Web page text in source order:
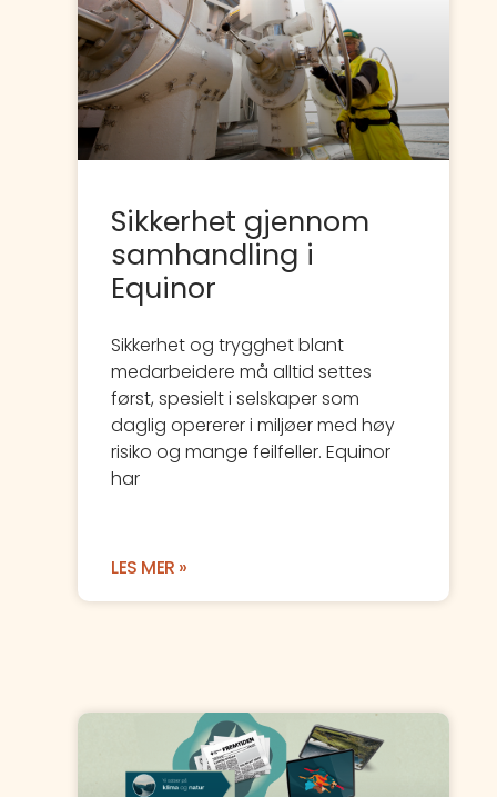
Sikkerhet gjennom
samhandling i
Equinor
Sikkerhet og trygghet blant
medarbeidere må alltid settes
først, spesielt i selskaper som
daglig opererer i miljøer med høy
risiko og mange feilfeller. Equinor
har
LES MER »